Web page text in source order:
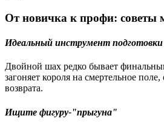
От новичка к профи: советы
Идеальный инструмент
Двойной шах редко бывает
загоняет короля на смертельное
возврата.
Ищите фигуру-"прыгуна"